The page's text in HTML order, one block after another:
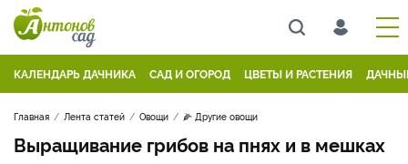
КАЛЕНДАРЬ ДАЧНИКА САД И ОГОРОД ЦВЕТЫ И РАСТЕНИЯ
Главная Лента статей Овощи 🌽 Другие овощи
Выращивание грибов на пнях и в мешках